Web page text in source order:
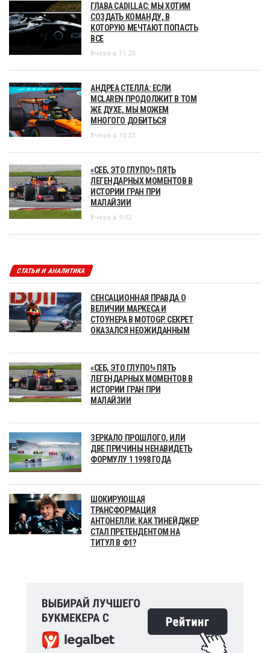
ГЛАВА CADILLAC: МЫ ХОТИМ
СОЗДАТЬ КОМАНДУ, В
КОТОРУЮ МЕЧТАЮТ ПОПАСТЬ
ВСЕ
Вчера в 11:20
АНДРЕА СТЕЛЛА: ЕСЛИ
MCLAREN ПРОДОЛЖИТ В ТОМ
ЖЕ ДУХЕ, МЫ МОЖЕМ
МНОГОГО ДОБИТЬСЯ
Вчера в 10:22
«СЕБ, ЭТО ГЛУПО!» ПЯТЬ
ЛЕГЕНДАРНЫХ МОМЕНТОВ В
ИСТОРИИ ГРАН ПРИ
МАЛАЙЗИИ
Вчера в 9:02
СТАТЬИ И АНАЛИТИКА
СЕНСАЦИОННАЯ ПРАВДА О
ВЕЛИЧИИ МАРКЕСА И
СТОУНЕРА В MOTOGP. СЕКРЕТ
ОКАЗАЛСЯ НЕОЖИДАННЫМ
«СЕБ, ЭТО ГЛУПО!» ПЯТЬ
ЛЕГЕНДАРНЫХ МОМЕНТОВ В
ИСТОРИИ ГРАН ПРИ
МАЛАЙЗИИ
ЗЕРКАЛО ПРОШЛОГО, ИЛИ
ДВЕ ПРИЧИНЫ НЕНАВИДЕТЬ
ФОРМУЛУ 1 1998 ГОДА
ШОКИРУЮЩАЯ
ТРАНСФОРМАЦИЯ
АНТОНЕЛЛИ: КАК ТИНЕЙДЖЕР
СТАЛ ПРЕТЕНДЕНТОМ НА
ТИТУЛ В Ф1?